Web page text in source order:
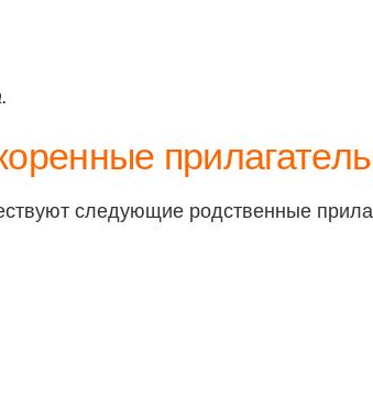
следующие родственные